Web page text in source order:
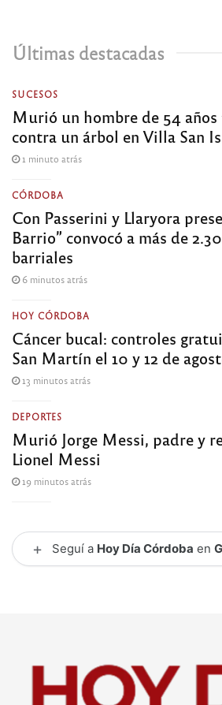
Últimas destacadas
SUCESOS
Murió un hombre de 54 años
contra un árbol en Villa San
1 minuto atrás
CÓRDOBA
Con Passerini y Llaryora
Barrio” convocó a más de
barriales
6 minutos atrás
HOY CÓRDOBA
Cáncer bucal: controles
San Martín el 10 y 12 de
13 minutos atrás
DEPORTES
Murió Jorge Messi, padre y
Lionel Messi
19 minutos atrás
+ Seguí a Hoy Día Córdoba en